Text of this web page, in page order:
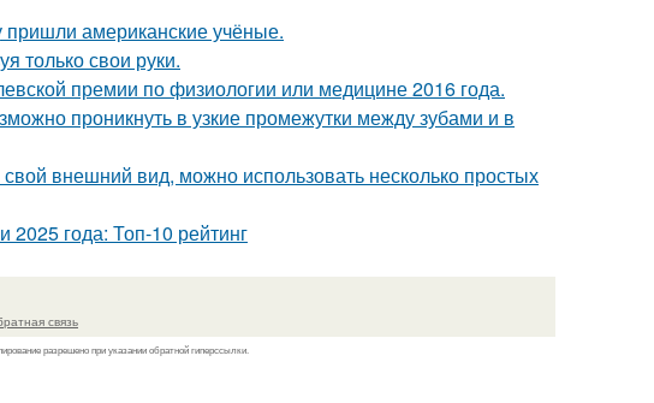
пришли американские учёные.
только свои руки.
премии по физиологии или медицине 2016 года.
проникнуть в узкие промежутки между зубами и в
внешний вид, можно использовать несколько простых
года: Топ-10 рейтинг
связь
разрешено при указании обратной гиперссылки.